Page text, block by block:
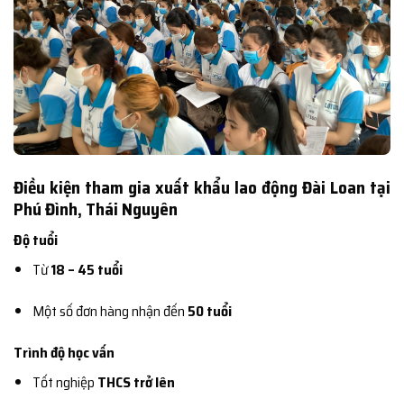
Điều kiện tham gia xuất khẩu lao động Đài Loan tại
Phú Đình, Thái Nguyên
Độ tuổi
Từ18 – 45 tuổi
Một số đơn hàng nhận đến 50 tuổi
Trình độ học vấn
Tốt nghiệp THCS trở lên